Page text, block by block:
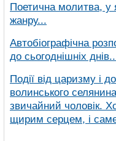
Поетична молитва, у
жанру...
Автобіографічна
до сьогоднішніх
Події від царизму і
волинського
звичайний чоловік.
щирим серцем, і